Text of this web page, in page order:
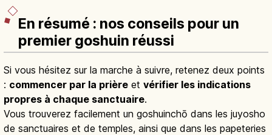
En résumé : nos conseils pour un
premier goshuin réussi
Si vous hésitez sur la marche à suivre, retenez deux points
: commencer par la prière et vérifier les indications
propres à chaque sanctuaire.
Vous trouverez facilement un goshuinchō dans les juyosho
de sanctuaires et de temples, ainsi que dans les papeteries